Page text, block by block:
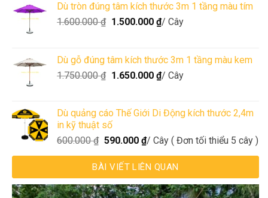
Dù tròn đúng tâm kích thước 3m 1 tầng màu tím
1.600.000₫ 1.500.000 ₫/ Cây
Dù gỗ đúng tâm kích thước 3m 1 tầng màu kem
1.750.000₫ 1.650.000 ₫/ Cây
Dù quảng cáo Thế Giới Di Động kích thước 2,4m
in kỹ thuật số
600.000₫ 590.000 ₫/ Cây ( Đơn tối thiểu 5 cây )
BÀI VIẾT LIÊN QUAN